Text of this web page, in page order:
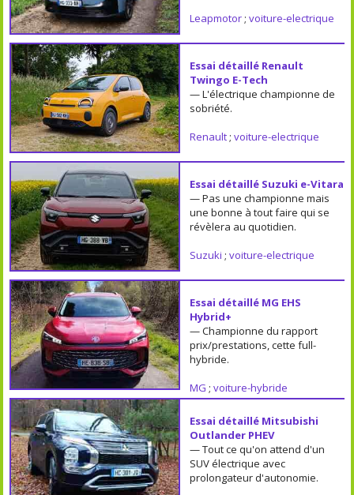
Leapmotor; voiture-electrique
Essai détaillé Renault
Twingo E-Tech
— L'électrique championne de
sobriété.
Renault; voiture-electrique
Essai détaillé Suzuki e-Vitara
— Pas une championne mais
une bonne à tout faire qui se
révèlera au quotidien.
Suzuki ; voiture-electrique
Essai détaillé MG EHS
Hybrid+
— Championne du rapport
prix/prestations, cette full-
hybride.
MG ; voiture-hybride
Essai détaillé Mitsubishi
Outlander PHEV
— Tout ce qu'on attend d'un
SUV électrique avec
prolongateur d'autonomie.